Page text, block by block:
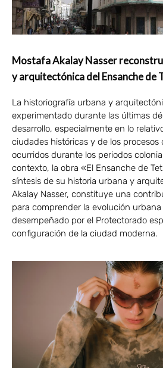
Mostafa Akalay Nasser
y arquitectónica del Ensanche de
La historiografía urbana y
experimentado durante las últimas
desarrollo, especialmente en lo
ciudades históricas y de los procesos
ocurridos durante los periodos
contexto, la obra «El Ensanche de
síntesis de su historia urbana y
Akalay Nasser, constituye una
para comprender la evolución
desempeñado por el Protectorado
configuración de la ciudad moderna.